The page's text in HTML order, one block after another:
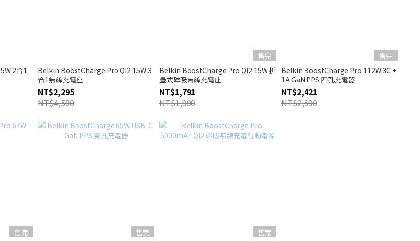
2合1
Belkin BoostCharge Pro Qi2 15W 3
合1無線充電座
NT$2,295
NT$4,590
售完
Belkin BoostCharge Pro Qi2 15W 折
疊式磁吸無線充電座
NT$1,791
NT$1,990
售完
Belkin BoostCharge Pro 112W 3C +
1A GaN PPS 四孔充電器
NT$2,421
NT$2,690
售完
售完
售完